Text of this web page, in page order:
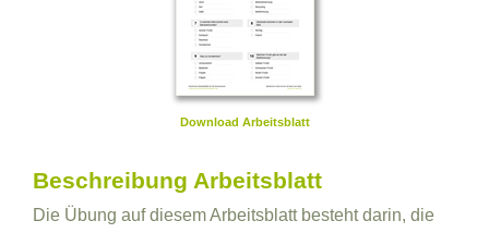
Download Arbeitsblatt
Beschreibung Arbeitsblatt
Die Übung auf diesem Arbeitsblatt besteht darin, die